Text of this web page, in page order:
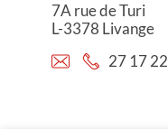
7A rue de Turi
L-3378 Livange
27 17 22